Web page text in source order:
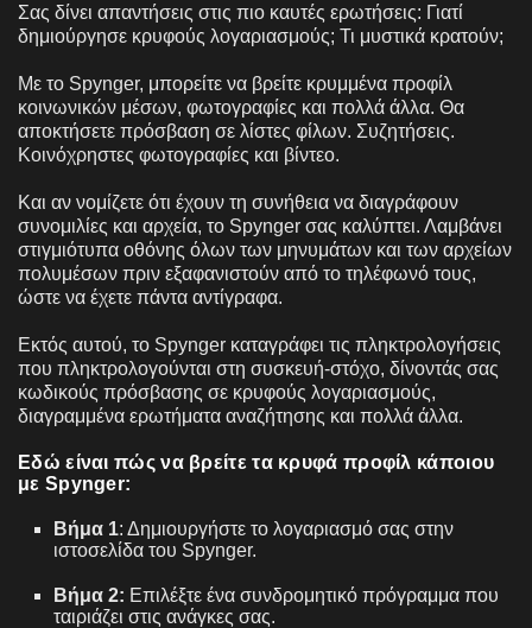
Σας δίνει απαντήσεις στις πιο καυτές ερωτήσεις: Γιατί
δημιούργησε κρυφούς λογαριασμούς; Τι μυστικά κρατούν;
Με το Spynger, μπορείτε να βρείτε κρυμμένα προφίλ
κοινωνικών μέσων, φωτογραφίες και πολλά άλλα. Θα
αποκτήσετε πρόσβαση σε λίστες φίλων. Συζητήσεις.
Κοινόχρηστες φωτογραφίες και βίντεο.
Και αν νομίζετε ότι έχουν τη συνήθεια να διαγράφουν
συνομιλίες και αρχεία, το Spynger σας καλύπτει. Λαμβάνει
στιγμιότυπα οθόνης όλων των μηνυμάτων και των αρχείων
πολυμέσων πριν εξαφανιστούν από το τηλέφωνό τους,
ώστε να έχετε πάντα αντίγραφα.
Εκτός αυτού, το Spynger καταγράφει τις πληκτρολογήσεις
που πληκτρολογούνται στη συσκευή-στόχο, δίνοντάς σας
κωδικούς πρόσβασης σε κρυφούς λογαριασμούς,
διαγραμμένα ερωτήματα αναζήτησης και πολλά άλλα.
Εδώ είναιπώς να βρείτε τα κρυφά προφίλ κάποιου
με Spynger:
Βήμα 1: Δημιουργήστε το λογαριασμό σας στην
ιστοσελίδα του Spynger.
Βήμα 2: Επιλέξτε ένα συνδρομητικό πρόγραμμα που
ταιριάζει στις ανάγκες σας.